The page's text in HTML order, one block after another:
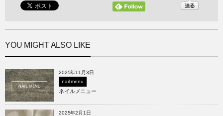
YOU MIGHT ALSO LIKE
2025年11月3日
nail menu
ネイルメニュー
2025年2月1日